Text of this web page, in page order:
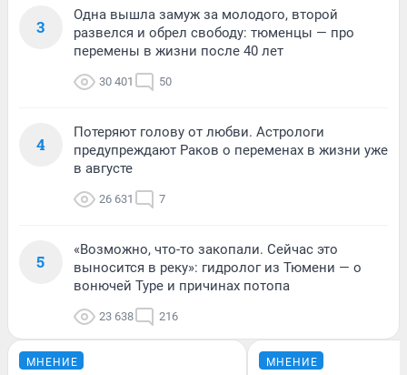
3
Одна вышла замуж за молодого, второй
развелся и обрел свободу: тюменцы — про
перемены в жизни после 40 лет
30 401 50
4
Потеряют голову от любви. Астрологи
предупреждают Раков о переменах в жизни уже
в августе
26 631 7
5
«Возможно, что-то закопали. Сейчас это
выносится в реку»: гидролог из Тюмени — о
вонючей Туре и причинах потопа
23 638 216
МНЕНИЕ МНЕНИЕ